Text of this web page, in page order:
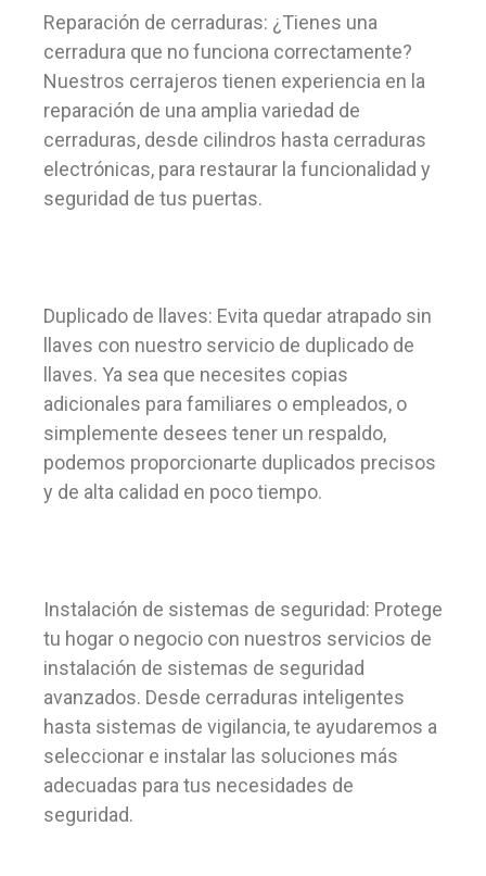
Reparación de cerraduras: ¿Tienes una
cerradura que no funciona correctamente?
Nuestros cerrajeros tienen experiencia en la
reparación de una amplia variedad de
cerraduras, desde cilindros hasta cerraduras
electrónicas, para restaurar la funcionalidad y
seguridad de tus puertas.
Duplicado de llaves: Evita quedar atrapado sin
llaves con nuestro servicio de duplicado de
llaves. Ya sea que necesites copias
adicionales para familiares o empleados, o
simplemente desees tener un respaldo,
podemos proporcionarte duplicados precisos
y de alta calidad en poco tiempo.
Instalación de sistemas de seguridad: Protege
tu hogar o negocio con nuestros servicios de
instalación de sistemas de seguridad
avanzados. Desde cerraduras inteligentes
hasta sistemas de vigilancia, te ayudaremos a
seleccionar e instalar las soluciones más
adecuadas para tus necesidades de
seguridad.